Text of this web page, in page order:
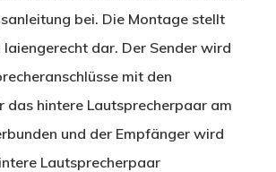
bei. Die Montage stellt
laiengerecht dar. Der Sender wird
mit den
das hintere Lautsprecherpaar am
und der Empfänger wird
Lautsprecherpaar